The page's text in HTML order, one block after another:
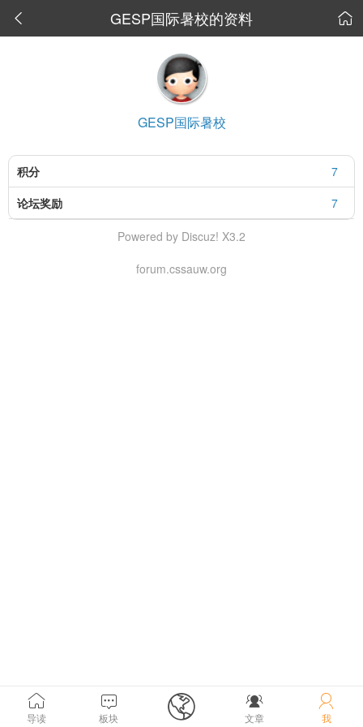
 GESP国际暑校的资料 
GESP国际暑校
7
积分
7
论坛奖励

导读

板块  
文章

我
Powered by Discuz! X3.2
forum.cssauw.org